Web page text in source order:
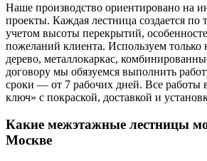
Наше производство ориентировано на
проекты. Каждая лестница создается по
учетом высоты перекрытий,
пожеланий клиента. Используем
дерево, металлокаркас,
договору мы обязуемся выполнить
сроки — от 7 рабочих дней. Все работы
ключ» с покраской, доставкой и
Какие межэтажные лестницы
Москве